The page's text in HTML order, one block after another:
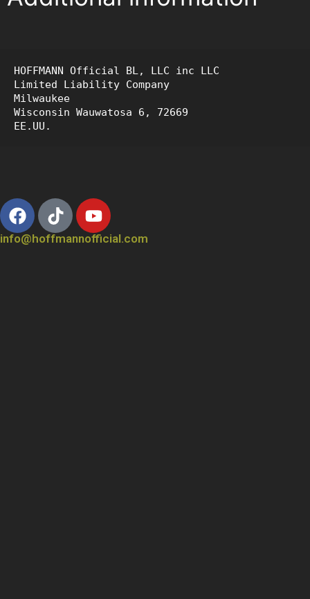
HOFFMANN Official BL, LLC inc LLC
Limited Liability Company
Milwaukee
Wisconsin Wauwatosa 6, 72669
EE.UU.
info@hoffmannofficial.com